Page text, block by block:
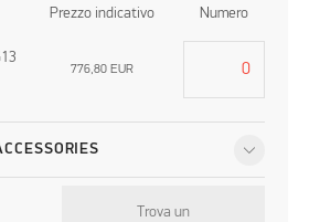
Prezzo indicativo Numero
776,80 EUR
Trova un